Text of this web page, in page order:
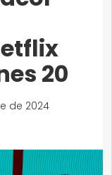
20
de 2024